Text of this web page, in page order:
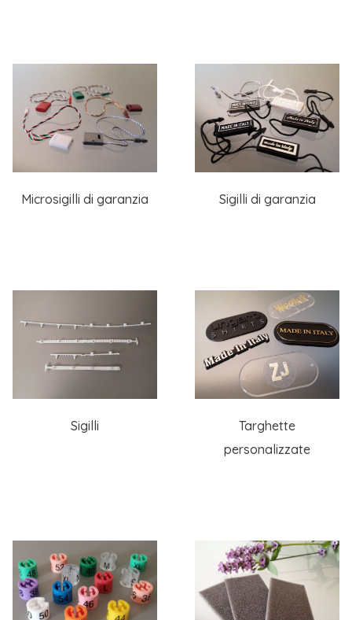
Microsigilli di garanzia Sigilli di garanzia
Sigilli
Targhette
personalizzate